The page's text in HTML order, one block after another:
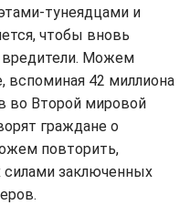
тунеядцами и
чтобы вновь
вредители. Можем
вспоминая 42 миллиона
во Второй мировой
граждане о
повторить,
силами заключенных